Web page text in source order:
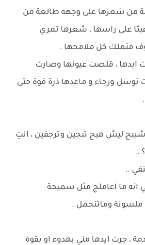
من شعرها على وجهه طالعة من
على راسها ، شعرها تمري
متملك كل ملامحها .
ايدها ، قلصت عيونها وصارت
توسل ورجاء و ماعدها ذرة قوة حتى
ليش هيج تبجين وترجفين ، انتِ
..
..
انه ما اعاملج مثل سميحة
ملسونة وماتنحمل .
، جرت ايدها مني بهدوء او بقوة